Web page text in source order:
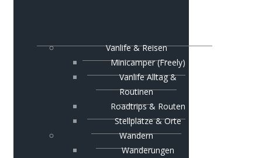
Vanlife & Reisen
Minicamper (Freely)
Vanlife Alltag &
Routinen
Roadtrips & Routen
Stellplätze & Orte
Wandern
Wanderungen